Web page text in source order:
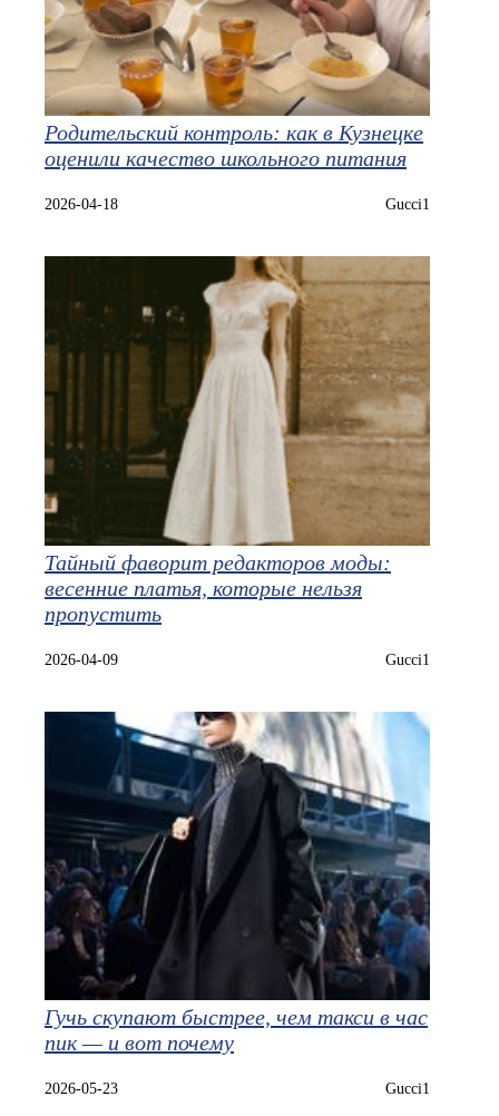
Родительский контроль: как в Кузнецке
оценили качество школьного питания
2026-04-18 Gucci1
Тайный фаворит редакторов моды:
весенние платья, которые нельзя
пропустить
2026-04-09 Gucci1
Гучь скупают быстрее, чем такси в час
пик — и вот почему
2026-05-23 Gucci1